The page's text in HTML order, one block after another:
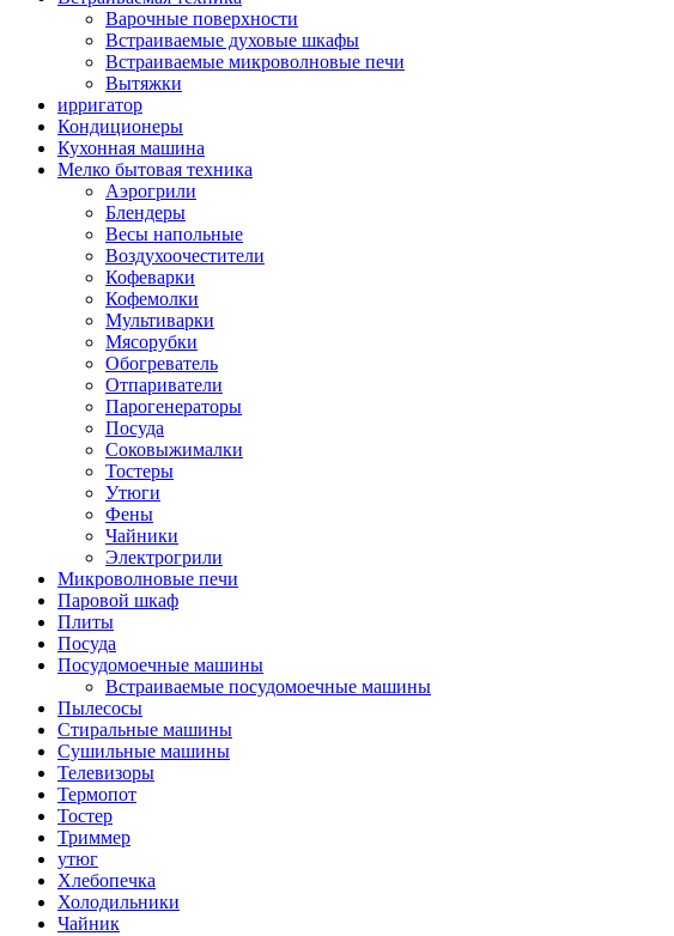
Варочные поверхности
Встраиваемые духовые шкафы
Встраиваемые микроволновые печи
Вытяжки
ирригатор
Кондиционеры
Кухонная машина
Мелко бытовая техника
Аэрогрили
Блендеры
Весы напольные
Воздухоочестители
Кофеварки
Кофемолки
Мультиварки
Мясорубки
Обогреватель
Отпариватели
Парогенераторы
Посуда
Соковыжималки
Тостеры
Утюги
Фены
Чайники
Электрогрили
Микроволновые печи
Паровой шкаф
Плиты
Посуда
Посудомоечные машины
Встраиваемые посудомоечные машины
Пылесосы
Стиральные машины
Сушильные машины
Телевизоры
Термопот
Тостер
Триммер
утюг
Хлебопечка
Холодильники
Чайник